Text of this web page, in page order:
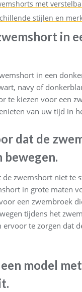
met
stijlen en
in
in een
navy of
te kiezen voor een
van uw tijd in
dat de
bewegen.
zwemshort niet te
in grote maten
een zwembroek
tijdens het
ervoor te zorgen dat
model